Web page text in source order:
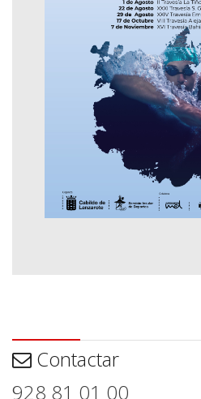
Contactar
928 81 01 00